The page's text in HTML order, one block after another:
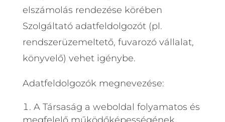
elszámolás rendezése körében
Szolgáltató adatfeldolgozót (pl.
rendszerüzemeltető, fuvarozó vállalat,
könyvelő) vehet igénybe.
Adatfeldolgozók megnevezése:
A Társaság a weboldal folyamatos és